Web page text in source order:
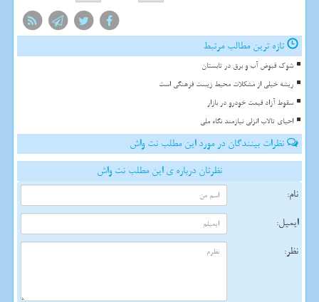
تازه ترین مطالب مرتبط
شوک قبوض آب و برق در تابستان
ریشه خیلی از مشکلات محیط زیست فرهنگی است
سقوط آزاد قیمت خودرو در بازار
احیای تالاب انزلی نیازمند نگاه ملی
نظرات بینندگان در مورد این مطلب نت واش
نظرتان درباره ی این مطلب نت واش
نام:
ایمیل:
نظر: